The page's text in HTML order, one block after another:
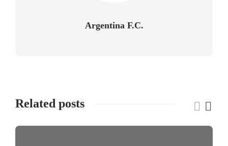
Argentina F.C.
Related posts